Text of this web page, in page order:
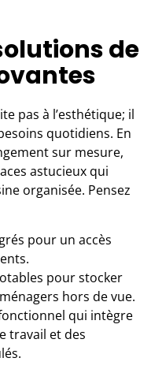
de
pas à l’esthétique; il
quotidiens. En
sur mesure,
astucieux qui
organisée. Pensez
pour un accès
pour stocker
hors de vue.
qui intègre
travail et des